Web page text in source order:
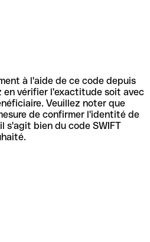
à l'aide de ce code depuis
en vérifier l'exactitude soit avec
Veuillez noter que
de confirmer l'identité de
s'agit bien du code SWIFT